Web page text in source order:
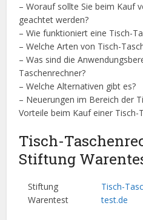
– Worauf sollte Sie beim Kauf
geachtet werden?
– Wie funktioniert eine Tisch-
– Welche Arten von Tisch-
– Was sind die
Taschenrechner?
– Welche Alternativen gibt es?
– Neuerungen im Bereich der
Vorteile beim Kauf einer
Tisch-
Stiftung
Stiftung
Warentest
Tisch-
test.de